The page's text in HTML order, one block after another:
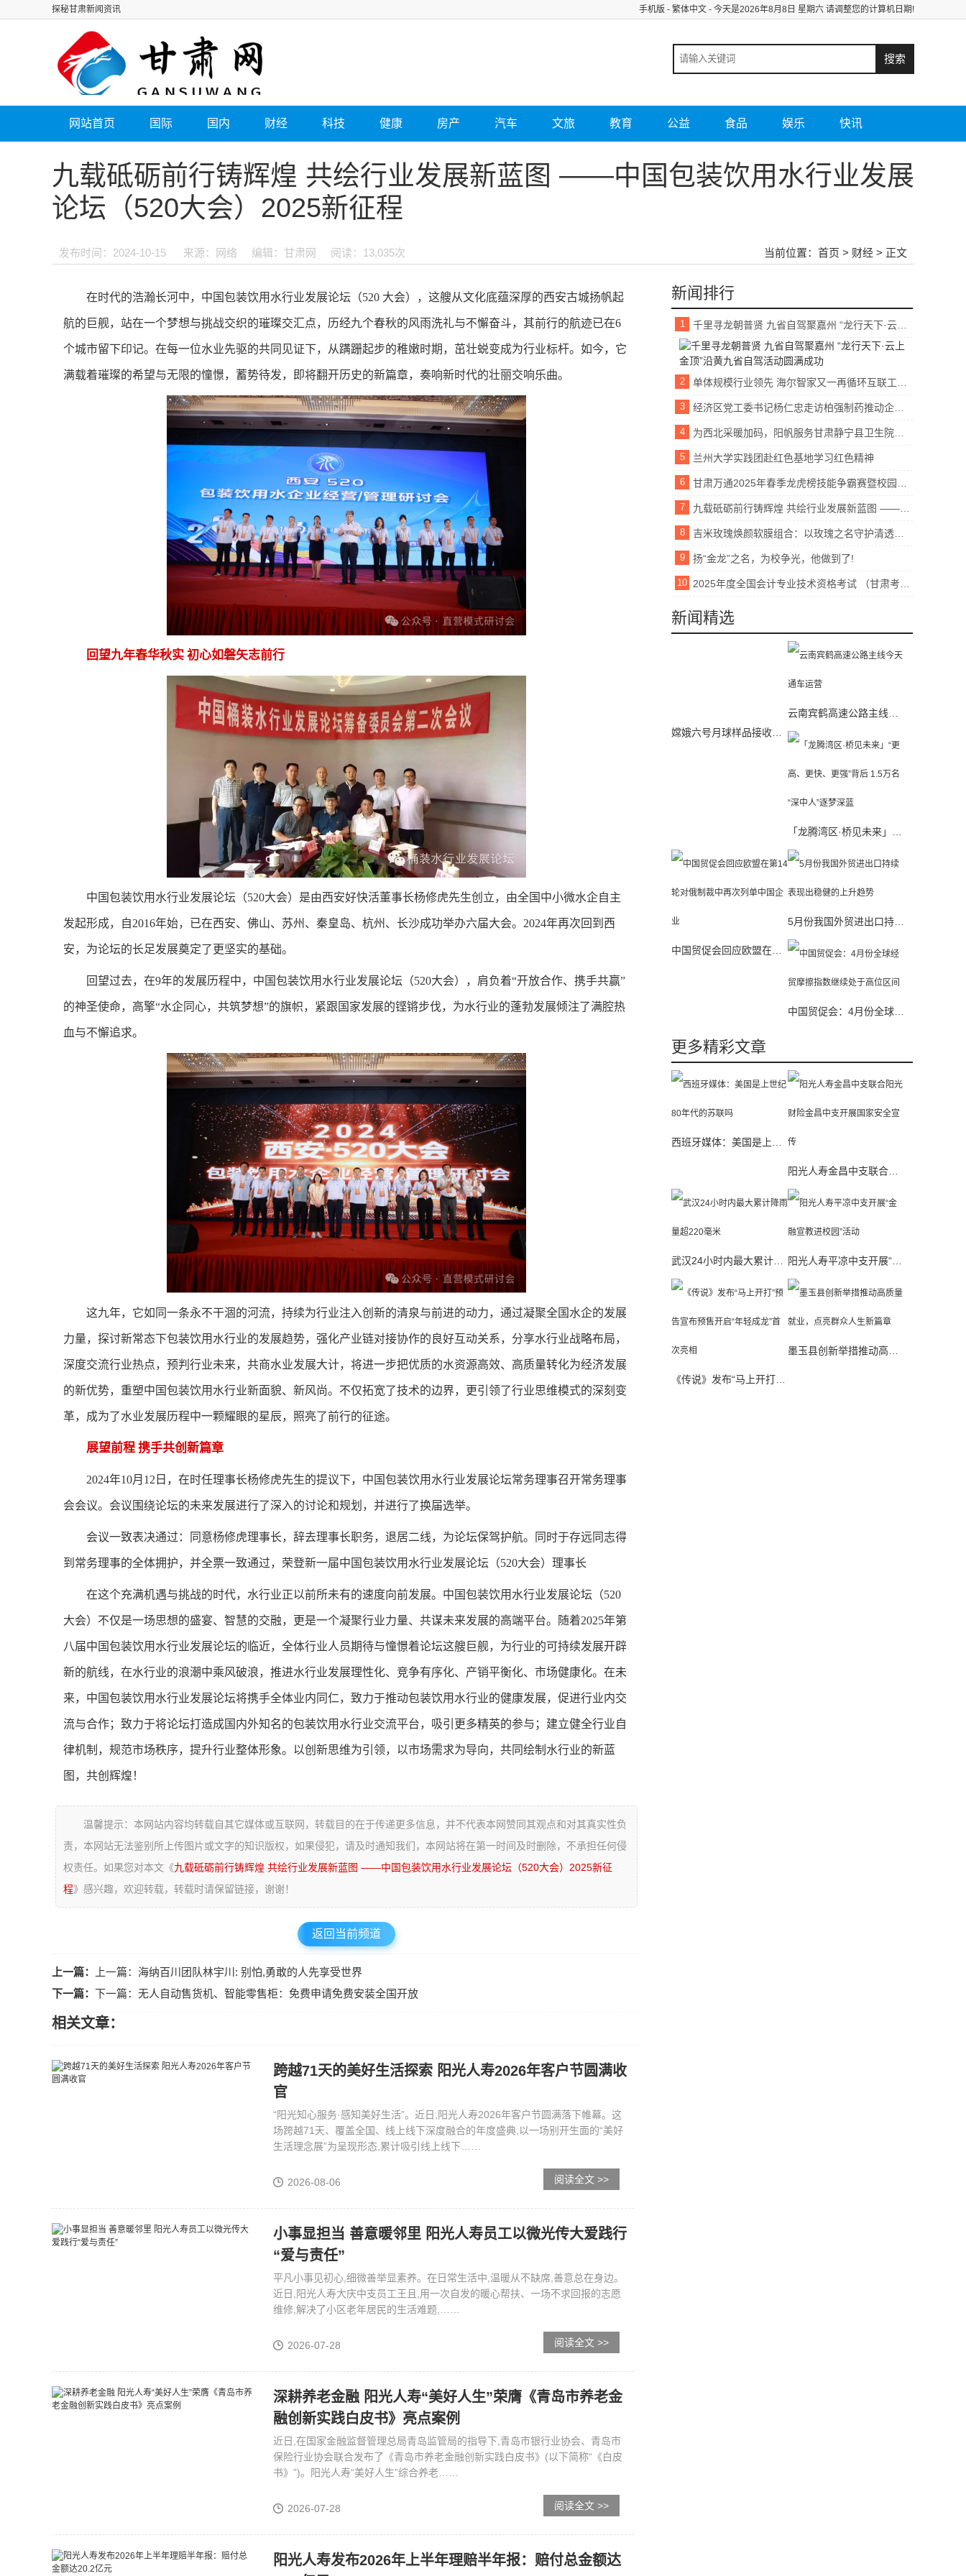
探秘甘肃新闻资讯 手机版 - 繁体中文 - 今天是2026年8月8日 星期六 请调整您的计算机日期!
网站首页 国际 国内 财经 科技 健康 房产 汽车 文旅 教育 公益 食品 娱乐 快讯
九载砥砺前行铸辉煌 共绘行业发展新蓝图 ——中国包装饮用水行业发展
论坛（520大会）2025新征程
发布时间：2024-10-15 来源：网络 编辑：甘肃网 阅读：13,035次 当前位置： 首页 > 财经 > 正文
在时代的浩瀚长河中，中国包装饮用水行业发展论坛（520 大会），这艘从文化底蕴深厚的西安古城扬帆起
航的巨舰，站在一个梦想与挑战交织的璀璨交汇点，历经九个春秋的风雨洗礼与不懈奋斗，其前行的航迹已在6
个城市留下印记。在每一位水业先驱的共同见证下，从蹒跚起步的稚嫩时期，茁壮蜕变成为行业标杆。如今，它
满载着璀璨的希望与无限的憧憬，蓄势待发，即将翻开历史的新篇章，奏响新时代的壮丽交响乐曲。
回望九年春华秋实 初心如磐矢志前行
中国包装饮用水行业发展论坛（520大会）是由西安好快活董事长杨修虎先生创立，由全国中小微水企自主
发起形成，自2016年始，已在西安、佛山、苏州、秦皇岛、杭州、长沙成功举办六届大会。2024年再次回到西
安，为论坛的长足发展奠定了更坚实的基础。
回望过去，在9年的发展历程中，中国包装饮用水行业发展论坛（520大会），肩负着“开放合作、携手共赢”
的神圣使命，高擎“水企同心，共筑梦想”的旗帜，紧跟国家发展的铿锵步伐，为水行业的蓬勃发展倾注了满腔热
血与不懈追求。
这九年，它如同一条永不干涸的河流，持续为行业注入创新的清泉与前进的动力，通过凝聚全国水企的发展
力量，探讨新常态下包装饮用水行业的发展趋势，强化产业链对接协作的良好互动关系，分享水行业战略布局，
深度交流行业热点，预判行业未来，共商水业发展大计，将进一步把优质的水资源高效、高质量转化为经济发展
的新优势，重塑中国包装饮用水行业新面貌、新风尚。不仅拓宽了技术的边界，更引领了行业思维模式的深刻变
革，成为了水业发展历程中一颗耀眼的星辰，照亮了前行的征途。
展望前程 携手共创新篇章
2024年10月12日，在时任理事长杨修虎先生的提议下，中国包装饮用水行业发展论坛常务理事召开常务理事
会会议。会议围绕论坛的未来发展进行了深入的讨论和规划，并进行了换届选举。
会议一致表决通过：同意杨修虎理事长，辞去理事长职务，退居二线，为论坛保驾护航。同时于存远同志得
到常务理事的全体拥护，并全票一致通过，荣登新一届中国包装饮用水行业发展论坛（520大会）理事长
在这个充满机遇与挑战的时代，水行业正以前所未有的速度向前发展。中国包装饮用水行业发展论坛（520
大会）不仅是一场思想的盛宴、智慧的交融，更是一个凝聚行业力量、共谋未来发展的高端平台。随着2025年第
八届中国包装饮用水行业发展论坛的临近，全体行业人员期待与憧憬着论坛这艘巨舰，为行业的可持续发展开辟
新的航线，在水行业的浪潮中乘风破浪，推进水行业发展理性化、竞争有序化、产销平衡化、市场健康化。在未
来，中国包装饮用水行业发展论坛将携手全体业内同仁，致力于推动包装饮用水行业的健康发展，促进行业内交
流与合作；致力于将论坛打造成国内外知名的包装饮用水行业交流平台，吸引更多精英的参与；建立健全行业自
律机制，规范市场秩序，提升行业整体形象。以创新思维为引领，以市场需求为导向，共同绘制水行业的新蓝
图，共创辉煌！
温馨提示：本网站内容均转载自其它媒体或互联网，转载目的在于传递更多信息，并不代表本网赞同其观点和对其真实性负
责，本网站无法鉴别所上传图片或文字的知识版权，如果侵犯，请及时通知我们，本网站将在第一时间及时删除，不承担任何侵
权责任。如果您对本文《九载砥砺前行铸辉煌 共绘行业发展新蓝图 ——中国包装饮用水行业发展论坛（520大会）2025新征
程》感兴趣，欢迎转载，转载时请保留链接，谢谢！
返回当前频道
上一篇：
上一篇：海纳百川团队林宇川: 别怕,勇敢的人先享受世界
下一篇： 下一篇：无人自动售货机、智能零售柜：免费申请免费安装全国开放
相关文章：
跨越71天的美好生活探索 阳光人寿2026年客户节圆满收
官
“阳光知心服务·感知美好生活”。近日,阳光人寿2026年客户节圆满落下帷幕。这
场跨越71天、覆盖全国、线上线下深度融合的年度盛典,以一场别开生面的“美好
生活理念展”为呈现形态,累计吸引线上线下……
2026-08-06 阅读全文 >>
小事显担当 善意暖邻里 阳光人寿员工以微光传大爱践行
“爱与责任”
平凡小事见初心,细微善举显素养。在日常生活中,温暖从不缺席,善意总在身边。
近日,阳光人寿大庆中支员工王且,用一次自发的暖心帮扶、一场不求回报的志愿
维修,解决了小区老年居民的生活难题,……
2026-07-28 阅读全文 >>
深耕养老金融 阳光人寿“美好人生”荣膺《青岛市养老金
融创新实践白皮书》亮点案例
近日,在国家金融监督管理总局青岛监管局的指导下,青岛市银行业协会、青岛市
保险行业协会联合发布了《青岛市养老金融创新实践白皮书》(以下简称“《白皮
书》”)。阳光人寿“美好人生”综合养老……
2026-07-28 阅读全文 >>
阳光人寿发布2026年上半年理赔半年报：赔付总金额达
新闻排行
1
2
3
4
5 兰州大学实践团赴红色基地学习红色精神
6
7
8
9 扬“金龙”之名，为校争光，他做到了!
10
新闻精选
更多精彩文章